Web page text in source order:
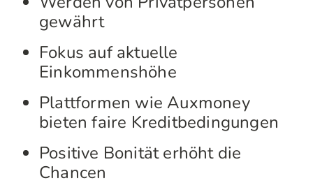
gewährt
Fokus auf aktuelle
Einkommenshöhe
Plattformen wie Auxmoney
bieten faire Kreditbedingungen
Positive Bonität erhöht die
Chancen